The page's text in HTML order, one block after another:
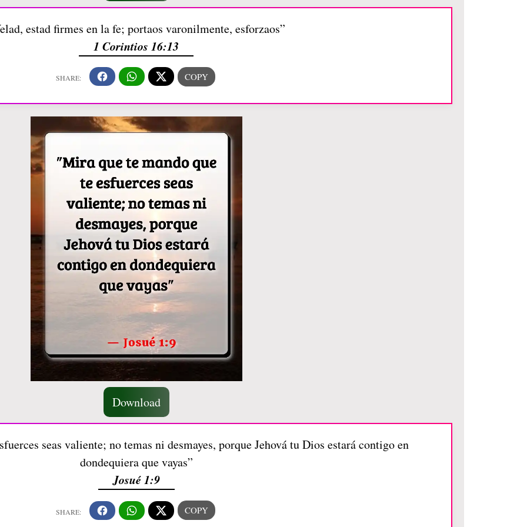
estad firmes en la fe; portaos varonilmente, esforzaos”
1 Corintios 16:13
Download
seas valiente; no temas ni desmayes, porque Jehová tu Dios estará contigo en
dondequiera que vayas”
Josué 1:9